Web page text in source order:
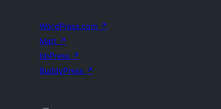
WordPress.com ↗
Matt ↗
bbPress ↗
BuddyPress ↗